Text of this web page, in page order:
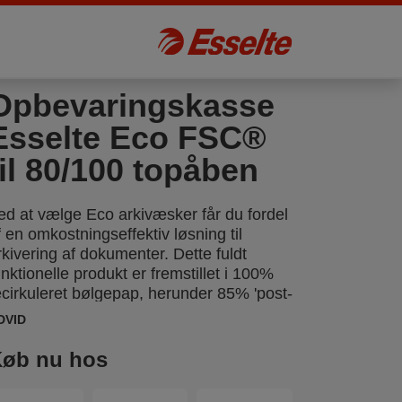
Eco FSC®
80/100 topåben
at vælge Eco arkivæsker får du fordel
en omkostningseffektiv løsning til
af dokumenter. Dette fuldt
produkt er fremstillet i 100%
bølgepap, herunder 85% 'post-
materiale. Den er 100%
nu hos